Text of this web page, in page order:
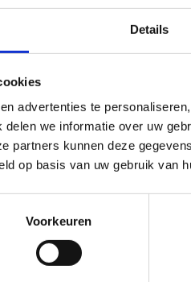
Details
advertenties te
we informatie over uw
partners kunnen deze
op basis van uw gebruik van
Voorkeuren
Interesse in een